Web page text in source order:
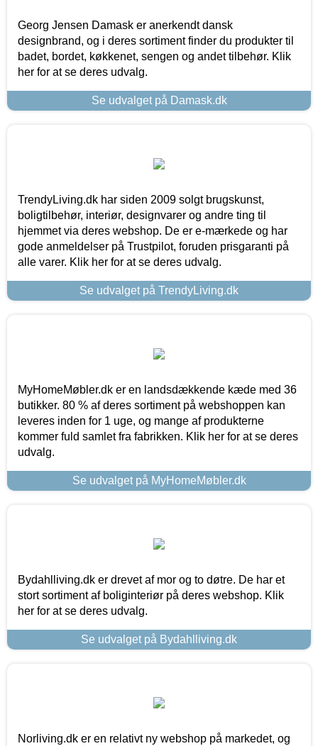
Georg Jensen Damask er anerkendt dansk
designbrand, og i deres sortiment finder du produkter til
badet, bordet, køkkenet, sengen og andet tilbehør. Klik
her for at se deres udvalg.
Se udvalget på Damask.dk
TrendyLiving.dk har siden 2009 solgt brugskunst,
boligtilbehør, interiør, designvarer og andre ting til
hjemmet via deres webshop. De er e-mærkede og har
gode anmeldelser på Trustpilot, foruden prisgaranti på
alle varer. Klik her for at se deres udvalg.
Se udvalget på TrendyLiving.dk
MyHomeMøbler.dk er en landsdækkende kæde med 36
butikker. 80 % af deres sortiment på webshoppen kan
leveres inden for 1 uge, og mange af produkterne
kommer fuld samlet fra fabrikken. Klik her for at se deres
udvalg.
Se udvalget på MyHomeMøbler.dk
Bydahlliving.dk er drevet af mor og to døtre. De har et
stort sortiment af boliginteriør på deres webshop. Klik
her for at se deres udvalg.
Se udvalget på Bydahlliving.dk
Norliving.dk er en relativt ny webshop på markedet, og